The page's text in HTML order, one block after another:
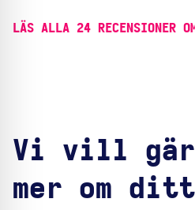
LÄS ALLA 24 RECENSIONER
Vi vill
mer om